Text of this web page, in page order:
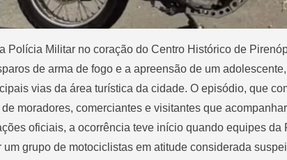
Polícia Militar no coração do Centro Histórico de
de arma de fogo e a apreensão de um
vias da área turística da cidade. O episódio, que
moradores, comerciantes e visitantes que
oficiais, a ocorrência teve início quando equipes
um grupo de motociclistas em atitude considerada